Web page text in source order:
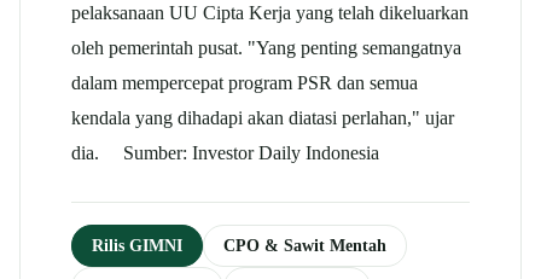
pelaksanaan UU Cipta Kerja yang telah dikeluarkan
oleh pemerintah pusat. "Yang penting semangatnya
dalam mempercepat program PSR dan semua
kendala yang dihadapi akan diatasi perlahan," ujar
dia. Sumber: Investor Daily Indonesia
Rilis GIMNI CPO & Sawit Mentah